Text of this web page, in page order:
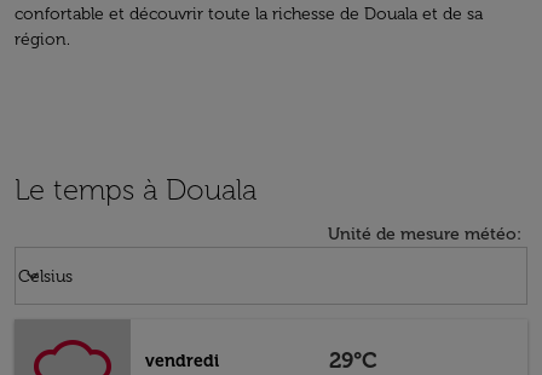
confortable et découvrir toute la richesse de Douala et de sa
région.
Le temps à Douala
Unité de mesure météo:
Celsius
keyboard_arrow_down
vendredi
29°C